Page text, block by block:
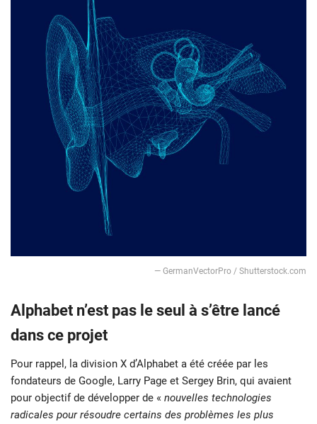
— GermanVectorPro / Shutterstock.com
Alphabet n’est pas le seul à s’être lancé
dans ce projet
Pour rappel, la division X d’Alphabet a été créée par les
fondateurs de Google, Larry Page et Sergey Brin, qui avaient
pour objectif de développer de « nouvelles technologies
radicales pour résoudre certains des problèmes les plus